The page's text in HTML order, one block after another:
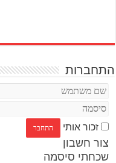
התחברות
זכור אותי
צור חשבון
שכחתי סיסמה